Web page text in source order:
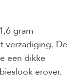
gram
verzadiging. De
een dikke
erover.